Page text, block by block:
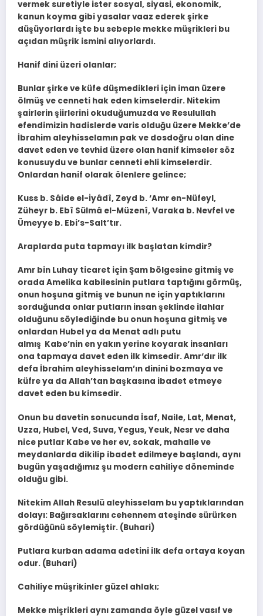
vermek suretiyle ister sosyal, siyasi, ekonomik,
kanun koyma gibi yasalar vaaz ederek şirke
düşüyorlardı işte bu sebeple mekke müşrikleri bu
açıdan müşrik ismini alıyorlardı.
Hanif dini üzeri olanlar;
Bunlar şirke ve küfe düşmedikleri için iman üzere
ölmüş ve cenneti hak eden kimselerdir. Nitekim
şairlerin şiirlerini okuduğumuzda ve Resulullah
efendimizin hadislerde varis olduğu üzere Mekke’de
İbrahim aleyhisselamın pak ve dosdoğru olan dine
davet eden ve tevhid üzere olan hanif kimseler söz
konusuydu ve bunlar cenneti ehli kimselerdir.
Onlardan hanif olarak ölenlere gelince;
Kuss b. Sâide el-İyâdî, Zeyd b. ‘Amr en-Nüfeyl,
Züheyr b. Ebî Sülmâ el-Müzenî, Varaka b. Nevfel ve
Ümeyye b. Ebi’s-Salt’tır.
Araplarda puta tapmayı ilk başlatan kimdir?
Amr bin Luhay ticaret için Şam bölgesine gitmiş ve
orada Amelika kabilesinin putlara taptığını görmüş,
onun hoşuna gitmiş ve bunun ne için yaptıklarını
sorduğunda onlar putların insan şeklinde ilahlar
olduğunu söylediğinde bu onun hoşuna gitmiş ve
onlardan Hubel ya da Menat adlı putu
almış Kabe’nin en yakın yerine koyarak insanları
ona tapmaya davet eden ilk kimsedir. Amr‘dır ilk
defa İbrahim aleyhisselam’ın dinini bozmaya ve
küfre ya da Allah’tan başkasına ibadet etmeye
davet eden bu kimsedir.
Onun bu davetin sonucunda İsaf, Naile, Lat, Menat,
Uzza, Hubel, Ved, Suva, Yegus, Yeuk, Nesr ve daha
nice putlar Kabe ve her ev, sokak, mahalle ve
meydanlarda dikilip ibadet edilmeye başlandı, aynı
bugün yaşadığımız şu modern cahiliye döneminde
olduğu gibi.
Nitekim Allah Resulü aleyhisselam bu yaptıklarından
dolayı: Bağırsaklarını cehennem ateşinde sürürken
gördüğünü söylemiştir. (Buhari)
Putlara kurban adama adetini ilk defa ortaya koyan
odur. (Buhari)
Cahiliye müşrikinler güzel ahlakı;
Mekke mişrikleri aynı zamanda öyle güzel vasıf ve